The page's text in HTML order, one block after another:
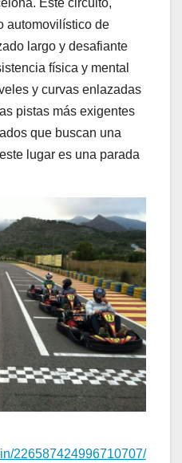
automovilístico de
largo y desafiante
física y mental
y curvas enlazadas
pistas más exigentes
que buscan una
lugar es una parada
226587424996710707/